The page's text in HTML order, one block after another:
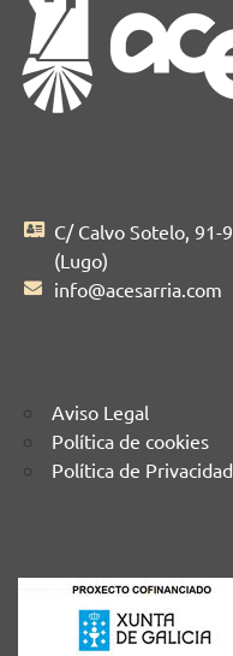
C/ Calvo Sotelo, 91-
(Lugo)
info@acesarria.com
Aviso Legal
Política de cookies
Política de